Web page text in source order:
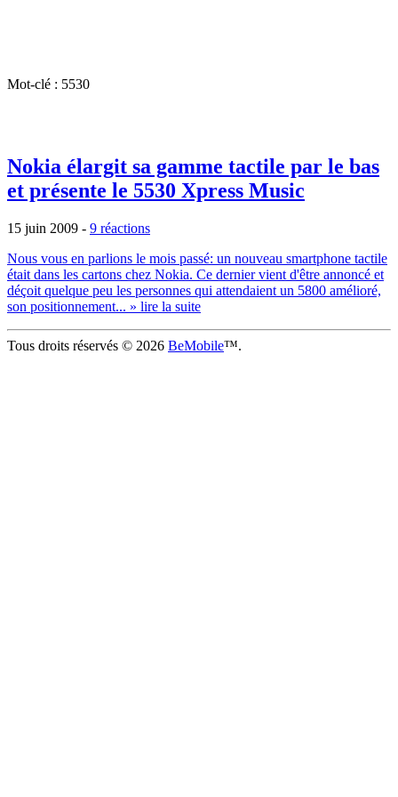
Mot-clé : 5530
Nokia élargit sa gamme tactile par le bas
et présente le 5530 Xpress Music
15 juin 2009 - 9 réactions
Nous vous en parlions le mois passé: un nouveau smartphone tactile
était dans les cartons chez Nokia. Ce dernier vient d'être annoncé et
déçoit quelque peu les personnes qui attendaient un 5800 amélioré,
son positionnement... » lire la suite
Tous droits réservés © 2026 BeMobile™.